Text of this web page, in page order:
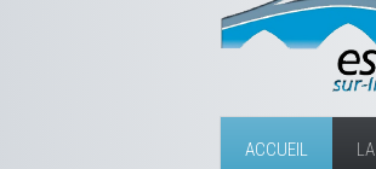
ACCUEIL